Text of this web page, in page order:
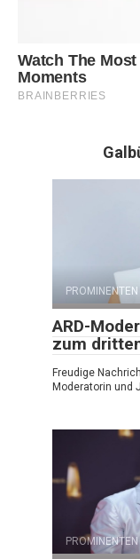
PROMINENTEN
ARD-
zum
Freudige
Moderatorin und
PROMINENTEN